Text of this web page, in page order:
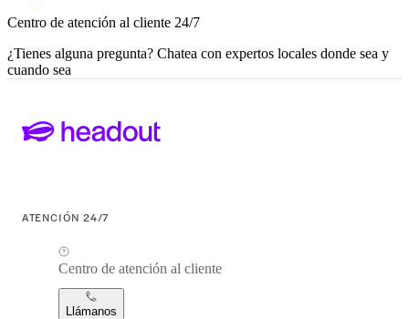
Centro de atención al cliente 24/7
¿Tienes alguna pregunta? Chatea con expertos locales donde sea y
cuando sea
ATENCIÓN 24/7
Centro de atención al cliente
Llámanos